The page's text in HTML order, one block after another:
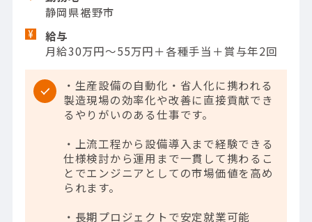
静岡県裾野市
給与
月給30万円～55万円＋各種手当＋賞与年2回
・生産設備の自動化・省人化に携われる
製造現場の効率化や改善に直接貢献でき
るやりがいのある仕事です。
・上流工程から設備導入まで経験できる
仕様検討から運用まで一貫して携わるこ
とでエンジニアとしての市場価値を高め
られます。
・長期プロジェクトで安定就業可能